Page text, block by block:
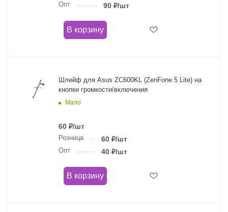
Опт 90₽/шт
В корзину
Шлейф для Asus ZC600KL (ZenFone 5 Lite) на
кнопки громкости/включения
Мало
60 ₽/шт
Розница 60₽/шт
Опт 40₽/шт
В корзину